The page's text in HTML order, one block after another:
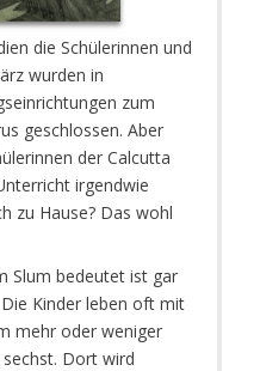
die Schülerinnen und
wurden in
zum
geschlossen. Aber
der Calcutta
irgendwie
zu Hause? Das wohl
Slum bedeutet ist gar
Kinder leben oft mit
mehr oder weniger
Dort wird